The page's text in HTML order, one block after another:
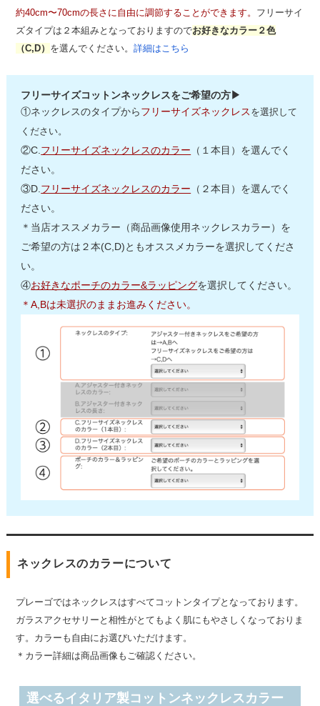
約40cm〜70cmの長さに自由に調節することができます。 フリーサイ
ズタイプは２本組みとなっておりますのでお好きなカラー２色
（C,D） を選んでください。 詳細はこちら
フリーサイズコットンネックレスをご希望の方▶
①ネックレスのタイプから フリーサイズネックレス を選択して
ください。
②C. フリーサイズネックレスのカラー （１本目）を選んでく
ださい。
③D. フリーサイズネックレスのカラー （２本目）を選んでく
ださい。
＊当店オススメカラー（商品画像使用ネックレスカラー）を
ご希望の方は２本(C,D)ともオススメカラーを選択してくださ
い。
④お好きなポーチのカラー&ラッピングを選択してください。
＊A,Bは未選択のままお進みください。
ネックレスのカラーについて
プレーゴではネックレスはすべてコットンタイプとなっております。
ガラスアクセサリーと相性がとてもよく肌にもやさしくなっておりま
す。カラーも自由にお選びいただけます。
＊カラー詳細は商品画像もご確認ください。
選べるイタリア製コットンネックレスカラー